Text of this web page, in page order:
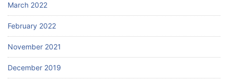
March 2022
February 2022
November 2021
December 2019